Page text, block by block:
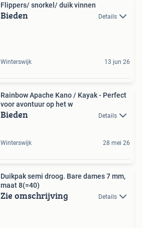
Flippers/ snorkel/ duik vinnen
Bieden Details
Winterswijk 13 jun 26
Rainbow Apache Kano / Kayak - Perfect
voor avontuur op het w
Bieden Details
Winterswijk 28 mei 26
Duikpak semi droog. Bare dames 7 mm,
maat 8(=40)
Zie omschrijving Details